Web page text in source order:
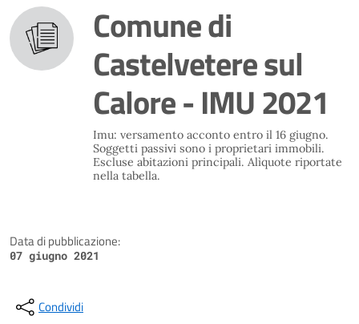
Comune di
Castelvetere sul
Calore - IMU 2021
Imu: versamento acconto entro il 16 giugno.
Soggetti passivi sono i proprietari immobili.
Escluse abitazioni principali. Alìquote riportate
nella tabella.
Data di pubblicazione:
07 giugno 2021
Condividi